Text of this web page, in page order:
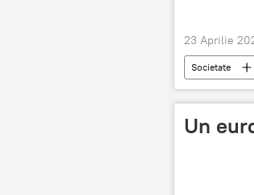
23 Aprilie
Societate
Un